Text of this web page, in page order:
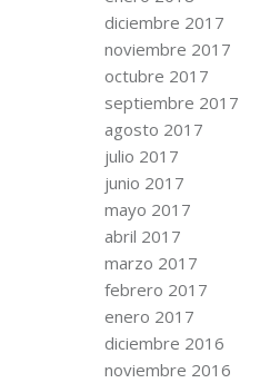
diciembre 2017
noviembre 2017
octubre 2017
septiembre 2017
agosto 2017
julio 2017
junio 2017
mayo 2017
abril 2017
marzo 2017
febrero 2017
enero 2017
diciembre 2016
noviembre 2016